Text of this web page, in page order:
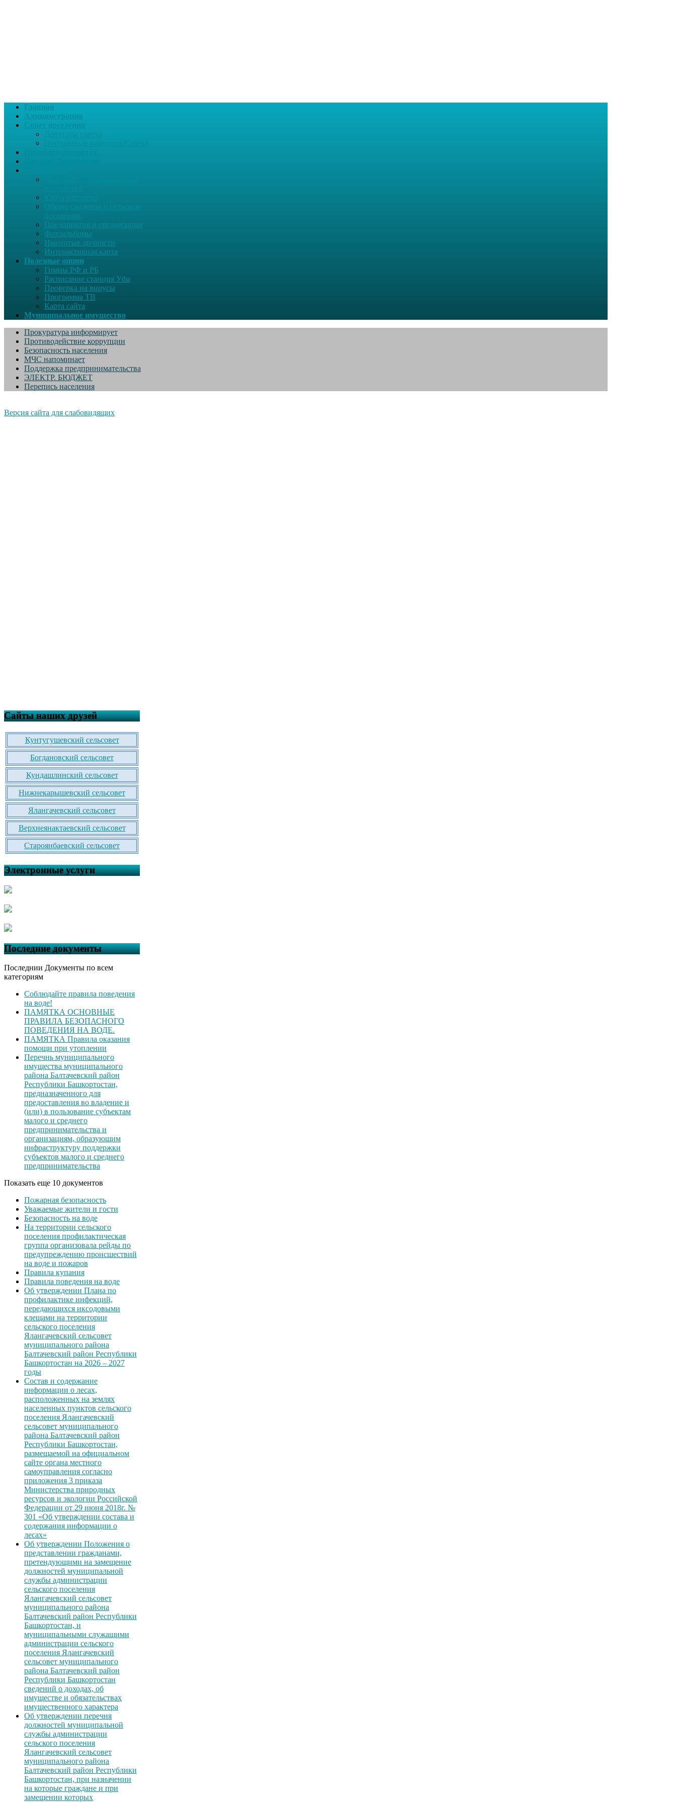
Главная
Администрация
поселении
Предприятия и организации
Фотоальбомы
Именитые личности
Интерактивная карта
Полезные опции
Гимны РФ и РБ
Расписание станция Уфа
Проверка на вирусы
Программа ТВ
Карта сайта
Муниципальное имущество
Прокуратура информирует
Противодействие коррупции
Безопасность населения
МЧС напоминает
Поддержка предпринимательства
ЭЛЕКТР. БЮДЖЕТ
Перепись населения
Версия сайта для слабовидящих
Сайты наших друзей
Кунтугушевский сельсовет
Богдановский сельсовет
Кундашлинский сельсовет
Нижнекарышевский сельсовет
Ялангачевский сельсовет
Верхнеянактаевский сельсовет
Староянбаевский сельсовет
Электронные услуги
Последние документы
Последнии Документы по всем
категориям
Соблюдайте правила поведения
на воде!
ПАМЯТКА ОСНОВНЫЕ
ПРАВИЛА БЕЗОПАСНОГО
ПОВЕДЕНИЯ НА ВОДЕ.
ПАМЯТКА Правила оказания
помощи при утоплении
Перечнь муниципального
имущества муниципального
района Балтачевский район
Республики Башкортостан,
предназначенного для
предоставления во владение и
(или) в пользование субъектам
малого и среднего
предпринимательства и
организациям, образующим
инфраструктуру поддержки
субъектов малого и среднего
предпринимательства
Показать еще 10 документов
Пожарная безопасность
Уважаемые жители и гости
Безопасность на воде
На территории сельского
поселения профилактическая
группа организовала рейды по
предупреждению происшествий
на воде и пожаров
Правила купания
Правила поведения на воде
Об утверждении Плана по
профилактике инфекций,
передающихся иксодовыми
клещами на территории
сельского поселения
Ялангачевский сельсовет
муниципального района
Балтачевский район Республики
Башкортостан на 2026 – 2027
годы
Состав и содержание
информации о лесах,
расположенных на землях
населенных пунктов сельского
поселения Ялангачевский
сельсовет муниципального
района Балтачевский район
Республики Башкортостан,
размещаемой на официальном
сайте органа местного
самоуправления согласно
приложения 3 приказа
Министерства природных
ресурсов и экологии Российской
Федерации от 29 июня 2018г. №
301 «Об утверждении состава и
содержания информации о
лесах»
Об утверждении Положения о
представлении гражданами,
претендующими на замещение
должностей муниципальной
службы администрации
сельского поселения
Ялангачевский сельсовет
муниципального района
Балтачевский район Республики
Башкортостан, и
муниципальными служащими
администрации сельского
поселения Ялангачевский
сельсовет муниципального
района Балтачевский район
Республики Башкортостан
сведений о доходах, об
имуществе и обязательствах
имущественного характера
Об утверждении перечня
должностей муниципальной
службы администрации
сельского поселения
Ялангачевский сельсовет
муниципального района
Балтачевский район Республики
Башкортостан, при назначении
на которые граждане и при
замещении которых